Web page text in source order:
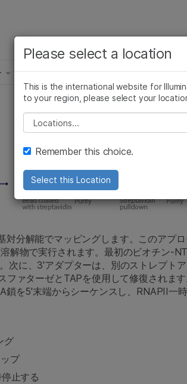
ラーニング 企業情報
シーケンス手法を詳しく見る 論文集 お客様
分解能でマッピングします。このア
解物で実行されます。最初のビオチン-
次に、3'アダプターは、別のストレプト
ファターゼとTAPを使用して修復され
を5'末端からシーケンスし、RNAPII一
グ
プ
止する
Please select a location
This is the international website for
to your region, please select your
Please select a location
Remember this choice.
Select this Location
お気に入りの分野を選択
ツへのリンクが表示されま
微生物研究
複雑な疾患